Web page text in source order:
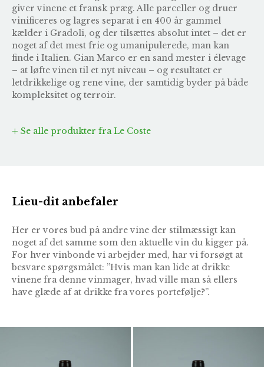
giver vinene et fransk præg. Alle parceller og druer
vinificeres og lagres separat i en 400 år gammel
kælder i Gradoli, og der tilsættes absolut intet – det er
noget af det mest frie og umanipulerede, man kan
finde i Italien. Gian Marco er en sand mester i élevage
– at løfte vinen til et nyt niveau – og resultatet er
letdrikkelige og rene vine, der samtidig byder på både
kompleksitet og terroir.
Se alle produkter fra Le Coste
Lieu-dit anbefaler
Her er vores bud på andre vine der stilmæssigt kan
noget af det samme som den aktuelle vin du kigger på.
For hver vinbonde vi arbejder med, har vi forsøgt at
besvare spørgsmålet: ”Hvis man kan lide at drikke
vinene fra denne vinmager, hvad ville man så ellers
have glæde af at drikke fra vores portefølje?”.